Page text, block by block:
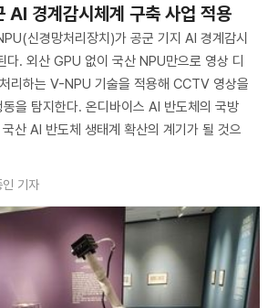
AI 경계감시체계 구축 사업 적용
신경망처리장치)가 공군 기지 AI 경계감시
다. 외산 GPU 없이 국산 NPU만으로 영상 디
리하는 V-NPU 기술을 적용해 CCTV 영상을
을 탐지한다. 온디바이스 AI 반도체의 국방
산 AI 반도체 생태계 확산의 계기가 될 것으
인 기자